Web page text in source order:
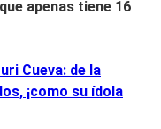
ue apenas tiene 16
Cueva: de la
¡como su ídola